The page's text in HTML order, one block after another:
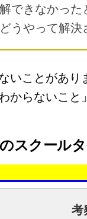
できなかっ
うやって解決
いことがあり
からないこ
スクール
考